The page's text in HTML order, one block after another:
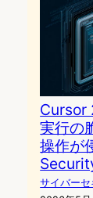
Cursor
実行の
操作が
サイバー